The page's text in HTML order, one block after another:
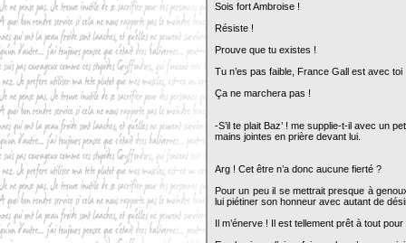
Sois fort Ambroise !
Résiste !
Prouve que tu existes !
Tu n’es pas faible, France Gall est avec
Ça ne marchera pas !
-S’il te plait Baz’ ! me supplie-t-il avec un
mains jointes en prière devant lui.
Arg ! Cet être n’a donc aucune fierté ?
Pour un peu il se mettrait presque à
lui piétiner son honneur avec autant de
Il m’énerve ! Il est tellement prêt à tout